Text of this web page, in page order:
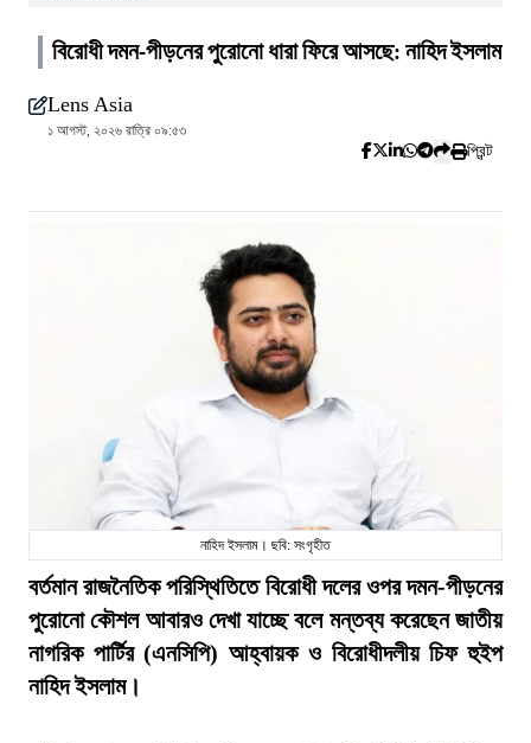
বিরোধী দমন-পীড়নের পুরোনো ধারা ফিরে আসছে: নাহিদ ইসলাম
Lens Asia
১ আগস্ট, ২০২৬ রাত্রি ০৯:৫৩
প্রিন্ট
নাহিদ ইসলাম। ছবি: সংগৃহীত
বর্তমান রাজনৈতিক পরিস্থিতিতে বিরোধী দলের ওপর দমন-পীড়নের
পুরোনো কৌশল আবারও দেখা যাচ্ছে বলে মন্তব্য করেছেন জাতীয়
নাগরিক পার্টির (এনসিপি) আহ্বায়ক ও বিরোধীদলীয় চিফ হুইপ
নাহিদ ইসলাম।